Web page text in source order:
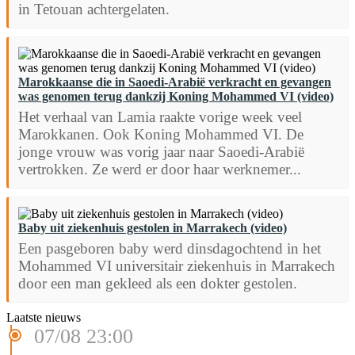
in Tetouan achtergelaten.
Marokkaanse die in Saoedi-Arabië verkracht en gevangen
was genomen terug dankzij Koning Mohammed VI (video)
Het verhaal van Lamia raakte vorige week veel
Marokkanen. Ook Koning Mohammed VI. De
jonge vrouw was vorig jaar naar Saoedi-Arabië
vertrokken. Ze werd er door haar werknemer...
Baby uit ziekenhuis gestolen in Marrakech (video)
Een pasgeboren baby werd dinsdagochtend in het
Mohammed VI universitair ziekenhuis in Marrakech
door een man gekleed als een dokter gestolen.
Laatste nieuws
07/08 23:00